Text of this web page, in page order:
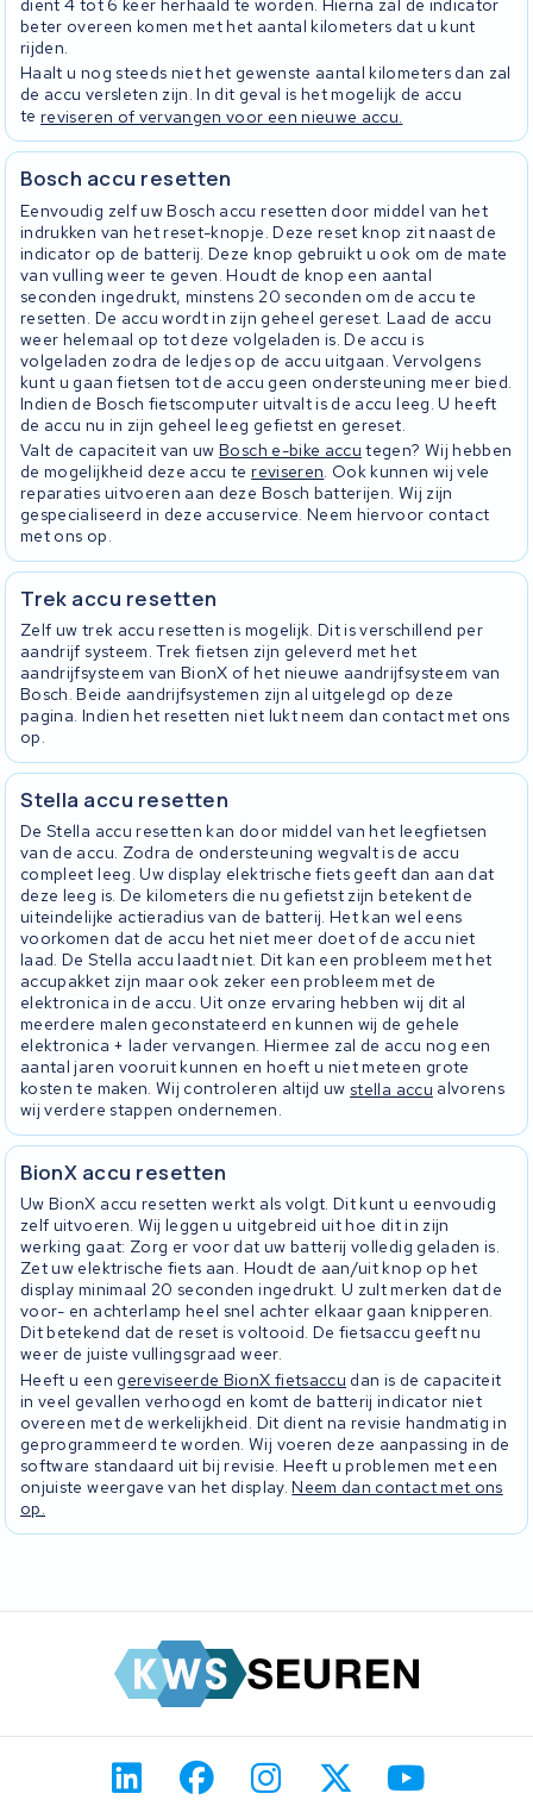
dient 4 tot 6 keer herhaald te worden. Hierna zal de indicator
beter overeen komen met het aantal kilometers dat u kunt
rijden.
Haalt u nog steeds niet het gewenste aantal kilometers dan zal
de accu versleten zijn. In dit geval is het mogelijk de accu
tereviseren of vervangen voor een nieuwe accu.
Bosch accu resetten
Eenvoudig zelf uw Bosch accu resetten door middel van het
indrukken van het reset-knopje. Deze reset knop zit naast de
indicator op de batterij. Deze knop gebruikt u ook om de mate
van vulling weer te geven. Houdt de knop een aantal
seconden ingedrukt, minstens 20 seconden om de accu te
resetten. De accu wordt in zijn geheel gereset. Laad de accu
weer helemaal op tot deze volgeladen is. De accu is
volgeladen zodra de ledjes op de accu uitgaan. Vervolgens
kunt u gaan fietsen tot de accu geen ondersteuning meer bied.
Indien de Bosch fietscomputer uitvalt is de accu leeg. U heeft
de accu nu in zijn geheel leeg gefietst en gereset.
Valt de capaciteit van uwBosch e-bike accu tegen? Wij hebben
de mogelijkheid deze accu tereviseren. Ook kunnen wij vele
reparaties uitvoeren aan deze Bosch batterijen. Wij zijn
gespecialiseerd in deze accuservice. Neem hiervoor contact
met ons op.
Trek accu resetten
Zelf uw trek accu resetten is mogelijk. Dit is verschillend per
aandrijf systeem. Trek fietsen zijn geleverd met het
aandrijfsysteem van BionX of het nieuwe aandrijfsysteem van
Bosch. Beide aandrijfsystemen zijn al uitgelegd op deze
pagina. Indien het resetten niet lukt neem dan contact met ons
op.
Stella accu resetten
De Stella accu resetten kan door middel van het leegfietsen
van de accu. Zodra de ondersteuning wegvalt is de accu
compleet leeg. Uw display elektrische fiets geeft dan aan dat
deze leeg is. De kilometers die nu gefietst zijn betekent de
uiteindelijke actieradius van de batterij. Het kan wel eens
voorkomen dat de accu het niet meer doet of de accu niet
laad. De Stella accu laadt niet. Dit kan een probleem met het
accupakket zijn maar ook zeker een probleem met de
elektronica in de accu. Uit onze ervaring hebben wij dit al
meerdere malen geconstateerd en kunnen wij de gehele
elektronica + lader vervangen. Hiermee zal de accu nog een
aantal jaren vooruit kunnen en hoeft u niet meteen grote
kosten te maken. Wij controleren altijd uw stella accu alvorens
wij verdere stappen ondernemen.
BionX accu resetten
Uw BionX accu resetten werkt als volgt. Dit kunt u eenvoudig
zelf uitvoeren. Wij leggen u uitgebreid uit hoe dit in zijn
werking gaat: Zorg er voor dat uw batterij volledig geladen is.
Zet uw elektrische fiets aan. Houdt de aan/uit knop op het
display minimaal 20 seconden ingedrukt. U zult merken dat de
voor- en achterlamp heel snel achter elkaar gaan knipperen.
Dit betekend dat de reset is voltooid. De fietsaccu geeft nu
weer de juiste vullingsgraad weer.
Heeft u een gereviseerde BionX fietsaccu dan is de capaciteit
in veel gevallen verhoogd en komt de batterij indicator niet
overeen met de werkelijkheid. Dit dient na revisie handmatig in
geprogrammeerd te worden. Wij voeren deze aanpassing in de
software standaard uit bij revisie. Heeft u problemen met een
onjuiste weergave van het display.Neem dan contact met ons
op.